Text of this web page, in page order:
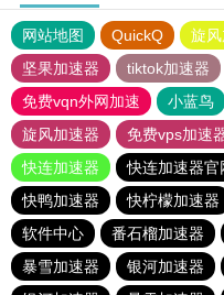
网站地图 QuickQ 旋
坚果加速器
tiktok加速器
免费vqn外网加速
小蓝鸟
旋风加速器
免费vps加速
快连加速器
快连加速器官
快鸭加速器
快柠檬加速器
软件中心
番石榴加速器
暴雪加速器
银河加速器